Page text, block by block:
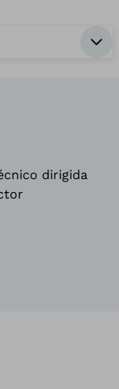
dirigida